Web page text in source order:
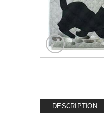
DESCRIPTION